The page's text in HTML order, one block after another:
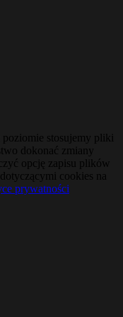
poziomie stosujemy pliki
dokonać zmiany
opcję zapisu plików
cookies na
prywatności